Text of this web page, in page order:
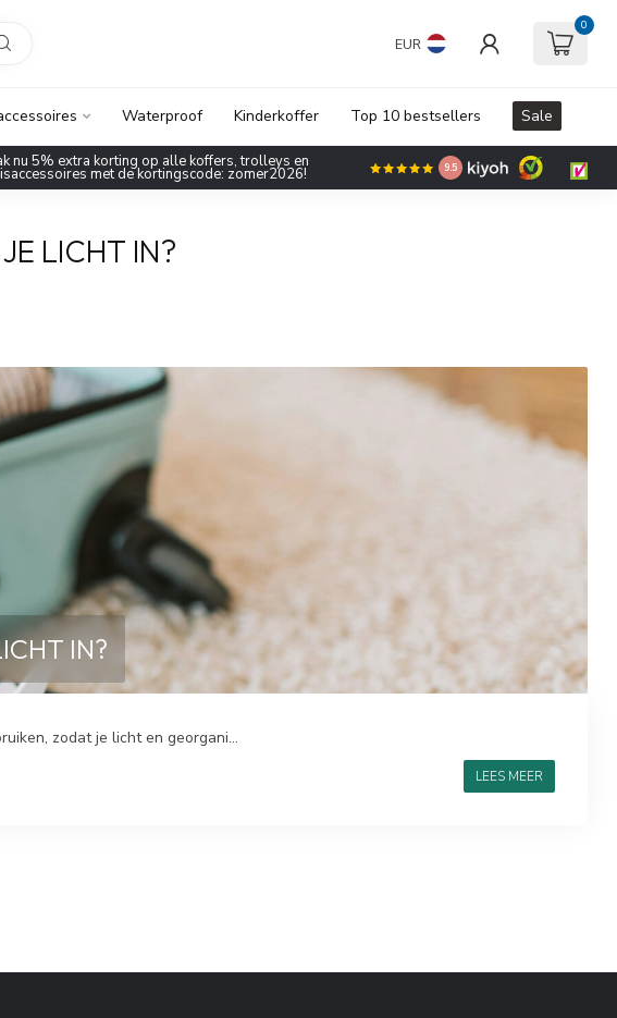
EUR
0
Waterproof Kinderkoffer Top 10 bestsellers Sale
nu 5% extra korting op alle koffers, trolleys en
met de kortingscode: zomer2026! 9.5
LICHT IN?
IN?
zodat je licht en georgani...
LEES MEER